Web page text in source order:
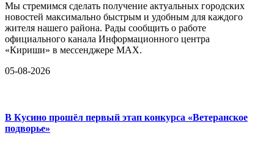
Мы стремимся сделать получение актуальных городских
новостей максимально быстрым и удобным для каждого
жителя нашего района. Рады сообщить о работе
официального канала Информационного центра
«Кириши» в мессенджере MAX.
05-08-2026
В Кусино прошёл первый этап конкурса «Ветеранское
подворье»